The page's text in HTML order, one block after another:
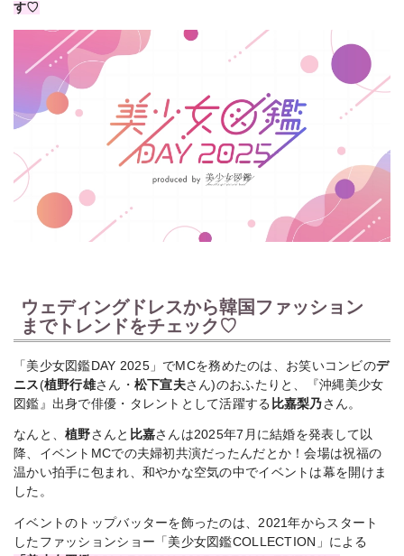
す♡
ウェディングドレスから韓国ファッション
までトレンドをチェック♡
「美少女図鑑DAY 2025」でMCを務めたのは、お笑いコンビのデ
ニス(植野行雄さん・ 松下宣夫さん)のおふたりと、『沖縄美少女
図鑑』出身で俳優・タレントとして活躍する 比嘉梨乃さん。
なんと、植野さんと 比嘉さんは2025年7月に結婚を発表して以
降、イベントMCでの夫婦初共演だったんだとか！会場は祝福の
温かい拍手に包まれ、和やかな空気の中でイベントは幕を開けま
した。
イベントのトップバッターを飾ったのは、2021年からスタート
したファッションショー「美少女図鑑COLLECTION」による